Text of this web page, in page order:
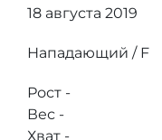
18 августа 2019
Нападающий / F
Рост -
Вес -
Хват -